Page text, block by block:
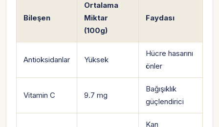
Bileşen
Ortalama
Miktar
(100g)
Faydası
Antioksidanlar Yüksek
Hücre hasarını
önler
Vitamin C 9.7 mg
Bağışıklık
güçlendirici
Kan